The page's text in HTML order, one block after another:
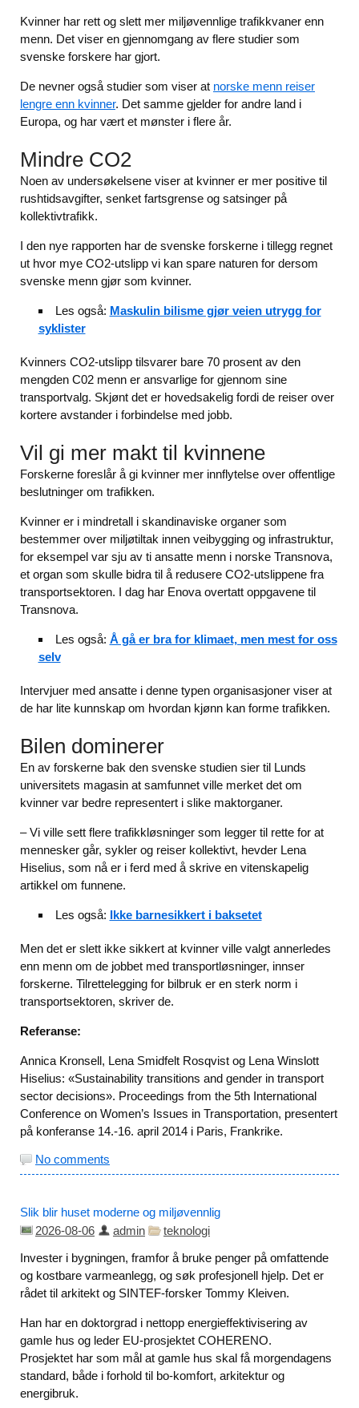
Kvinner har rett og slett mer miljøvennlige trafikkvaner enn
menn. Det viser en gjennomgang av flere studier som
svenske forskere har gjort.
De nevner også studier som viser at norske menn reiser
lengre enn kvinner. Det samme gjelder for andre land i
Europa, og har vært et mønster i flere år.
Mindre CO2
Noen av undersøkelsene viser at kvinner er mer positive til
rushtidsavgifter, senket fartsgrense og satsinger på
kollektivtrafikk.
I den nye rapporten har de svenske forskerne i tillegg regnet
ut hvor mye CO2-utslipp vi kan spare naturen for dersom
svenske menn gjør som kvinner.
Les også: Maskulin bilisme gjør veien utrygg for
syklister
Kvinners CO2-utslipp tilsvarer bare 70 prosent av den
mengden C02 menn er ansvarlige for gjennom sine
transportvalg. Skjønt det er hovedsakelig fordi de reiser over
kortere avstander i forbindelse med jobb.
Vil gi mer makt til kvinnene
Forskerne foreslår å gi kvinner mer innflytelse over offentlige
beslutninger om trafikken.
Kvinner er i mindretall i skandinaviske organer som
bestemmer over miljøtiltak innen veibygging og infrastruktur,
for eksempel var sju av ti ansatte menn i norske Transnova,
et organ som skulle bidra til å redusere CO2-utslippene fra
transportsektoren. I dag har Enova overtatt oppgavene til
Transnova.
Les også: Å gå er bra for klimaet, men mest for oss
selv
Intervjuer med ansatte i denne typen organisasjoner viser at
de har lite kunnskap om hvordan kjønn kan forme trafikken.
Bilen dominerer
En av forskerne bak den svenske studien sier til Lunds
universitets magasin at samfunnet ville merket det om
kvinner var bedre representert i slike maktorganer.
– Vi ville sett flere trafikkløsninger som legger til rette for at
mennesker går, sykler og reiser kollektivt, hevder Lena
Hiselius, som nå er i ferd med å skrive en vitenskapelig
artikkel om funnene.
Les også: Ikke barnesikkert i baksetet
Men det er slett ikke sikkert at kvinner ville valgt annerledes
enn menn om de jobbet med transportløsninger, innser
forskerne. Tilrettelegging for bilbruk er en sterk norm i
transportsektoren, skriver de.
Referanse:
Annica Kronsell, Lena Smidfelt Rosqvist og Lena Winslott
Hiselius: «Sustainability transitions and gender in transport
sector decisions». Proceedings from the 5th International
Conference on Women’s Issues in Transportation, presentert
på konferanse 14.-16. april 2014 i Paris, Frankrike.
No comments
Slik blir huset moderne og miljøvennlig
2026-08-06
admin
teknologi
Invester i bygningen, framfor å bruke penger på omfattende
og kostbare varmeanlegg, og søk profesjonell hjelp. Det er
rådet til arkitekt og SINTEF-forsker Tommy Kleiven.
Han har en doktorgrad i nettopp energieffektivisering av
gamle hus og leder EU-prosjektet COHERENO.
Prosjektet har som mål at gamle hus skal få morgendagens
standard, både i forhold til bo-komfort, arkitektur og
energibruk.